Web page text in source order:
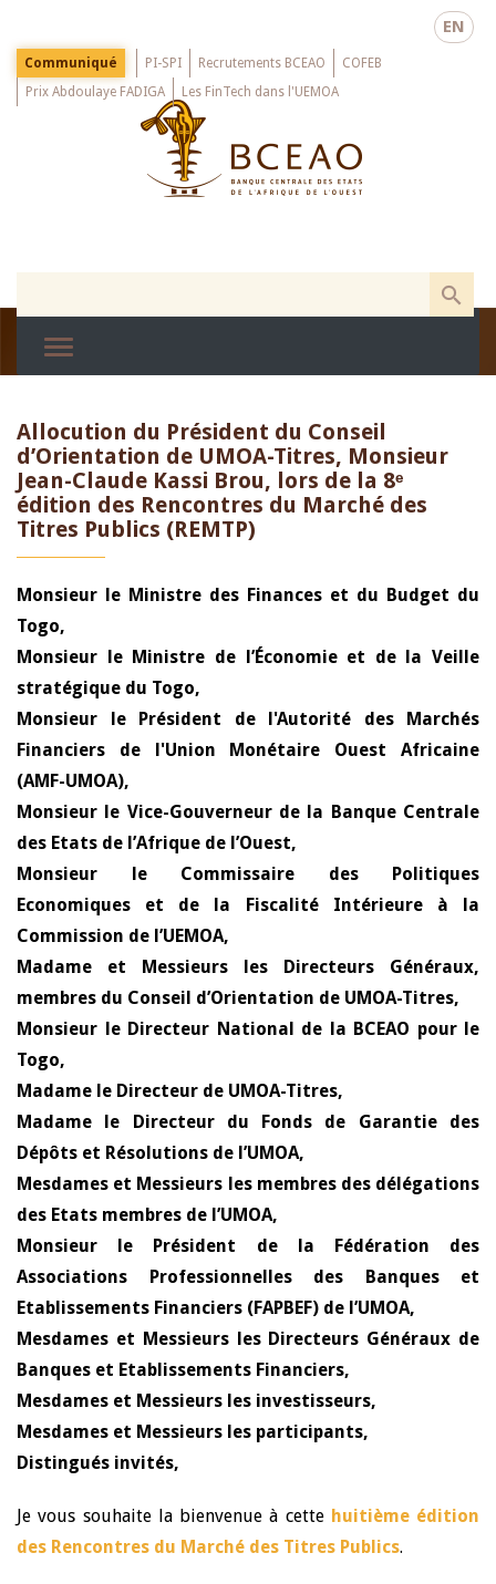
main
EN
Menu
Top
Communiqué PI-SPI Recrutements BCEAO
COFEB
Prix Abdoulaye FADIGA
Les FinTech dans l'UEMOA
Allocution du Président du Conseil
d’Orientation de UMOA-Titres, Monsieur
Jean-Claude Kassi Brou, lors de la 8ᵉ
édition des Rencontres du Marché des
Titres Publics (REMTP)
Monsieur le Ministre des Finances et du Budget du
Togo,
Monsieur le Ministre de l’Économie et de la Veille
stratégique du Togo,
Monsieur le Président de l'Autorité des Marchés
Financiers de l'Union Monétaire Ouest Africaine
(AMF-UMOA),
Monsieur le Vice-Gouverneur de la Banque Centrale
des Etats de l’Afrique de l’Ouest,
Monsieur le Commissaire des Politiques
Economiques et de la Fiscalité Intérieure à la
Commission de l’UEMOA,
Madame et Messieurs les Directeurs Généraux,
membres du Conseil d’Orientation de UMOA-Titres,
Monsieur le Directeur National de la BCEAO pour le
Togo,
Madame le Directeur de UMOA-Titres,
Madame le Directeur du Fonds de Garantie des
Dépôts et Résolutions de l’UMOA,
Mesdames et Messieurs les membres des délégations
des Etats membres de l’UMOA,
Monsieur le Président de la Fédération des
Associations Professionnelles des Banques et
Etablissements Financiers (FAPBEF) de l’UMOA,
Mesdames et Messieurs les Directeurs Généraux de
Banques et Etablissements Financiers,
Mesdames et Messieurs les investisseurs,
Mesdames et Messieurs les participants,
Distingués invités,
Je vous souhaite la bienvenue à cette huitième édition
des Rencontres du Marché des Titres Publics.